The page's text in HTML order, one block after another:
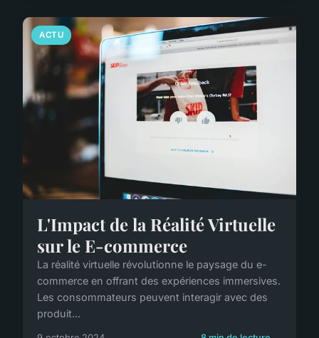
ACTU
L'Impact de la Réalité Virtuelle
sur le E-commerce
La réalité virtuelle révolutionne le paysage du e-
commerce en offrant des expériences immersives.
Les consommateurs peuvent interagir avec des
produit...